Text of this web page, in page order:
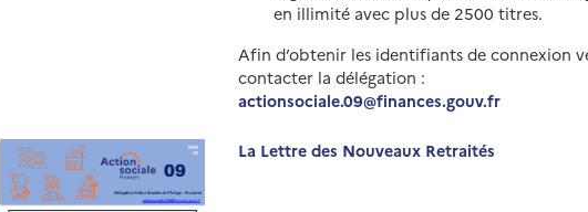
en illimité avec plus de 2500 titres.
Afin d’obtenir les identifiants de connexion
contacter la délégation :
actionsociale.09@finances.gouv.fr
La Lettre des Nouveaux Retraités